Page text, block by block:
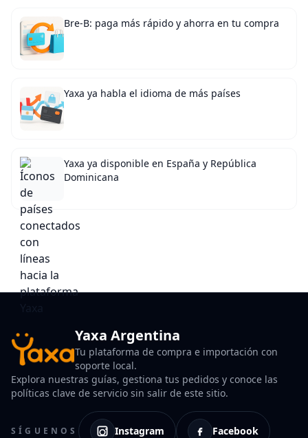
Bre-B: paga más rápido y ahorra en tu compra
Yaxa ya habla el idioma de más países
Yaxa ya disponible en España y República
Dominicana
Yaxa Argentina
Tu plataforma de compra e importación con
soporte local.
Explora nuestras guías, gestiona tus pedidos y conoce las
políticas clave de servicio sin salir de este sitio.
SÍGUENOS Instagram Facebook